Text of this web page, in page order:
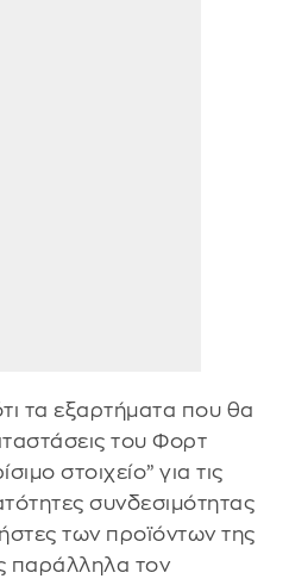
τα εξαρτήματα που θα
του Φορτ
στοιχείο” για τις
συνδεσιμότητας
των προϊόντων της
παράλληλα τον